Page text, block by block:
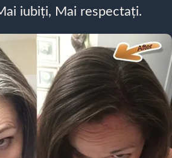
iubiți, Mai respectați.